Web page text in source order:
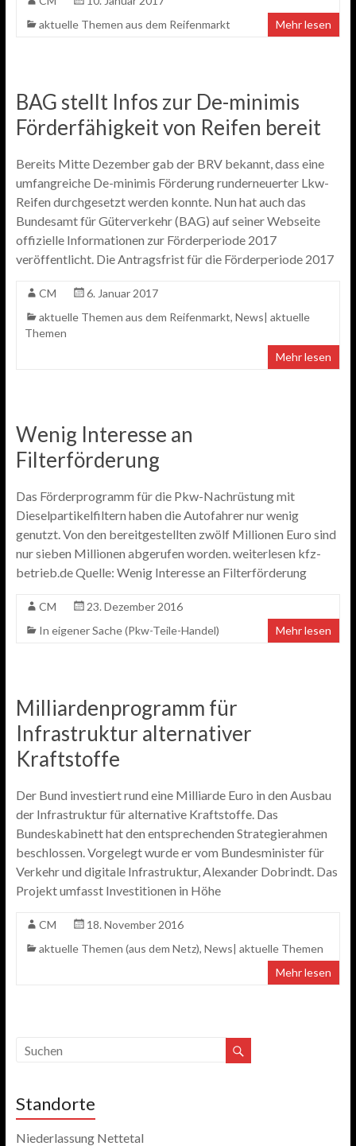
aktuelle Themen aus dem Reifenmarkt
Mehr lesen
BAG stellt Infos zur De-minimis
Förderfähigkeit von Reifen bereit
Bereits Mitte Dezember gab der BRV bekannt, dass eine
umfangreiche De-minimis Förderung runderneuerter Lkw-
Reifen durchgesetzt werden konnte. Nun hat auch das
Bundesamt für Güterverkehr (BAG) auf seiner Webseite
offizielle Informationen zur Förderperiode 2017
veröffentlicht. Die Antragsfrist für die Förderperiode 2017
CM
6. Januar 2017
aktuelle Themen aus dem Reifenmarkt, News| aktuelle
Themen
Mehr lesen
Wenig Interesse an
Filterförderung
Das Förderprogramm für die Pkw-Nachrüstung mit
Dieselpartikelfiltern haben die Autofahrer nur wenig
genutzt. Von den bereitgestellten zwölf Millionen Euro sind
nur sieben Millionen abgerufen worden. weiterlesen kfz-
betrieb.de Quelle: Wenig Interesse an Filterförderung
CM
23. Dezember 2016
In eigener Sache (Pkw-Teile-Handel)
Mehr lesen
Milliardenprogramm für
Infrastruktur alternativer
Kraftstoffe
Der Bund investiert rund eine Milliarde Euro in den Ausbau
der Infrastruktur für alternative Kraftstoffe. Das
Bundeskabinett hat den entsprechenden Strategierahmen
beschlossen. Vorgelegt wurde er vom Bundesminister für
Verkehr und digitale Infrastruktur, Alexander Dobrindt. Das
Projekt umfasst Investitionen in Höhe
CM
18. November 2016
aktuelle Themen (aus dem Netz), News| aktuelle Themen
Mehr lesen
Standorte
Niederlassung Nettetal